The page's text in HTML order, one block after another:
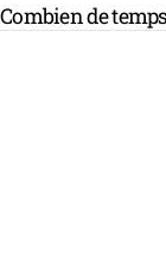
Combien de